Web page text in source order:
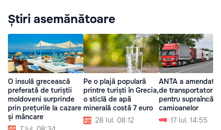
Știri asemănătoare
O insulă grecească
preferată de turiștii
moldoveni surprinde
prin prețurile la cazare
și mâncare
Pe o plajă populară
printre turiști în Grecia,
o sticlă de apă
minerală costă 7 euro
28 Iul. 08:12
ANTA a amendat
de transportatori
pentru
camioanelor
17 Iul. 14:55